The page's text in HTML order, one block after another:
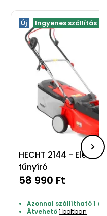
Új Ingyenes szállítás
HECHT 2144 -
fűnyíró
58 990 Ft
Azonnal szállítható 1 db
Átvehető1 boltban